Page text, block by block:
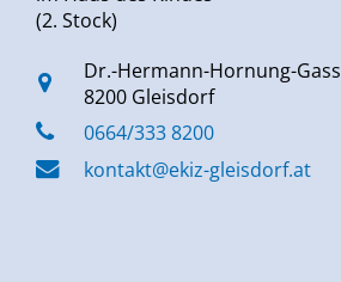
(2. Stock)
Dr.-Hermann-Hornung-
8200 Gleisdorf
0664/333 8200
kontakt@ekiz-gleisdorf.at